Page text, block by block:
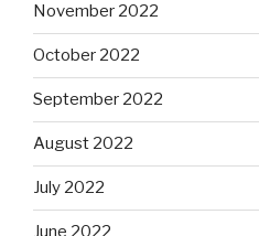
November 2022
October 2022
September 2022
August 2022
July 2022
June 2022